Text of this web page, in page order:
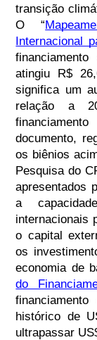
transição
O “
Internacional
atingiu R$
significa um
relação a
documento,
os biênios
Pesquisa do
apresentados
a
internacionais
o capital
os
economia de
do
histórico de
ultrapassar